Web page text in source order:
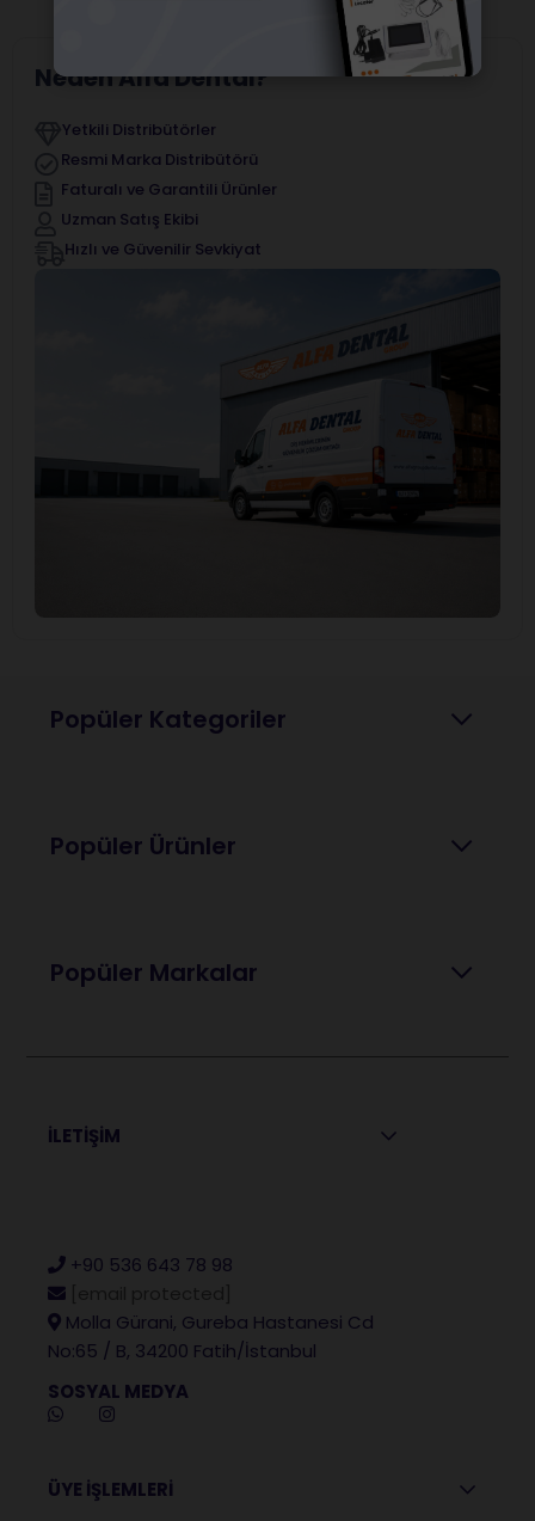
Neden Alfa Dental?
Yetkili Distribütörler
Resmi Marka Distribütörü
Faturalı ve Garantili Ürünler
Uzman Satış Ekibi
Hızlı ve Güvenilir Sevkiyat
Popüler Kategoriler
Popüler Ürünler
Popüler Markalar
İLETİŞİM
+90 536 643 78 98
Molla Gürani, Gureba Hastanesi Cd
No:65 / B, 34200 Fatih/İstanbul
SOSYAL MEDYA
ÜYE İŞLEMLERİ